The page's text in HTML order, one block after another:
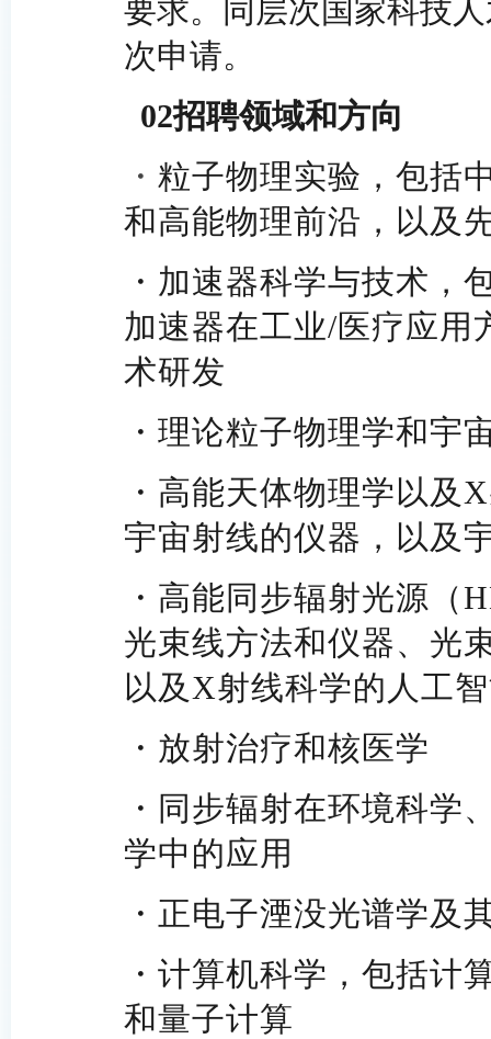
要求。同层次国家科技
次申请。
02招聘领域和方向
・ 粒子物理实验，包括
和高能物理前沿，以及
・ 加速器科学与技术，
加速器在工业/医疗应用
术研发
・ 理论粒子物理学和宇
・ 高能天体物理学以及
宇宙射线的仪器，以及
・ 高能同步辐射光源（
光束线方法和仪器、光
以及X射线科学的人工
・ 放射治疗和核医学
・ 同步辐射在环境科学
学中的应用
・ 正电子湮没光谱学及
・ 计算机科学，包括计
和量子计算